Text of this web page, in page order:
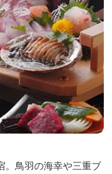
。鳥羽の海幸や三重ブ